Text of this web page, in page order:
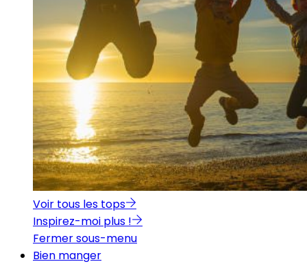
Voir tous les tops
Inspirez-moi plus !
Fermer sous-menu
Bien manger